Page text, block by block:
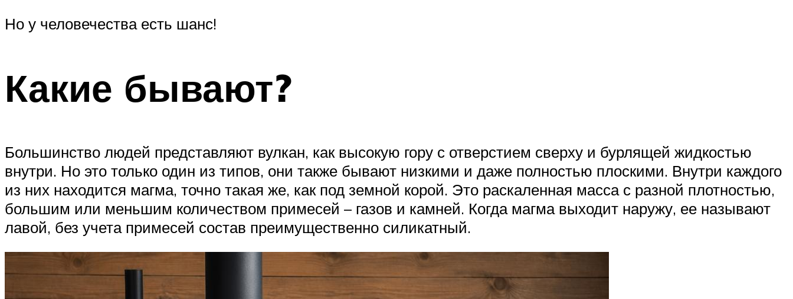
Но у человечества есть шанс!
Какие бывают?
Большинство людей представляют вулкан, как высокую гору с отверстием сверху и бурлящей жидкостью
внутри. Но это только один из типов, они также бывают низкими и даже полностью плоскими. Внутри каждого
из них находится магма, точно такая же, как под земной корой. Это раскаленная масса с разной плотностью,
большим или меньшим количеством примесей – газов и камней. Когда магма выходит наружу, ее называют
лавой, без учета примесей состав преимущественно силикатный.